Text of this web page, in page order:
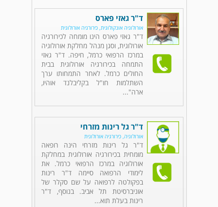
ד"ר גאזי פארס
אורולוגיה אונקולוגית, כירורגיה אורולוגית
ד"ר גאזי פארס הינו מומחה לכירורגיה
אורולוגית, וסגן מנהל מחלקת אורולוגיה
במרכז הרפואי כרמל, חיפה. ד"ר גאזי
התמחה בכירורגיה אורולוגית בבית
החולים כרמל. לאחר התמחותו ערך
השתלמות חו"ל בקליבלנד אוהיו,
ארה"...
ד"ר גל רינות מזרחי
אורולוגיה, כירורגיה אורולוגית
ד"ר גל רינות מזרחי הינה רופאה
מומחית בכירורגיה אורולוגית במחלקת
אורולוגיה במרכז הרפואי כרמל. את
לימודי הרפואה סיימה ד"ר רינות
בפקולטה לרפואה על שם סקלר של
אוניברסיטת תל אביב. בנוסף, ד"ר
רינות בעלת תוא...